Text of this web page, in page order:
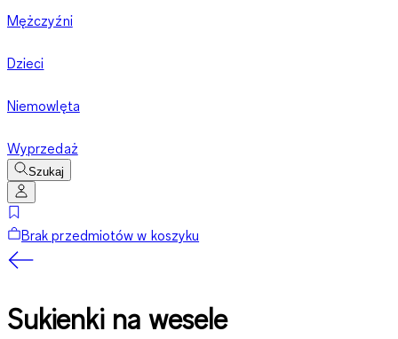
Mężczyźni
Dzieci
Niemowlęta
Wyprzedaż
Szukaj
Brak przedmiotów w koszyku
Sukienki na wesele